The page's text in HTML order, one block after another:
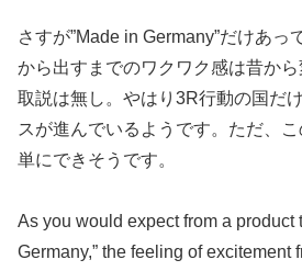
さすが”Made in Germany”だけあっ
から出すまでのワクワク感は昔か
取説は無し。やはり3R行動の国だ
スが進んでいるようです。ただ、
単にできそうです。
As you would expect from a product
Germany,” the feeling of excitement